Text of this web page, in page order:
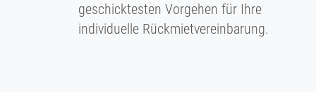
geschicktesten Vorgehen für Ihre
individuelle Rückmietvereinbarung.